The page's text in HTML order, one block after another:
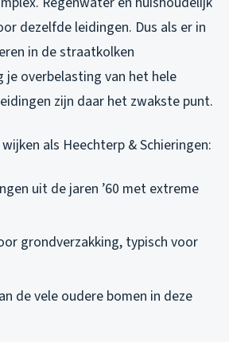
dezelfde leidingen. Dus als er in
in de straatkolken
je overbelasting van het hele
zijn daar het zwakste punt.
als Heechterp & Schieringen:
uit de jaren ’60 met extreme
grondverzakking, typisch voor
de vele oudere bomen in deze